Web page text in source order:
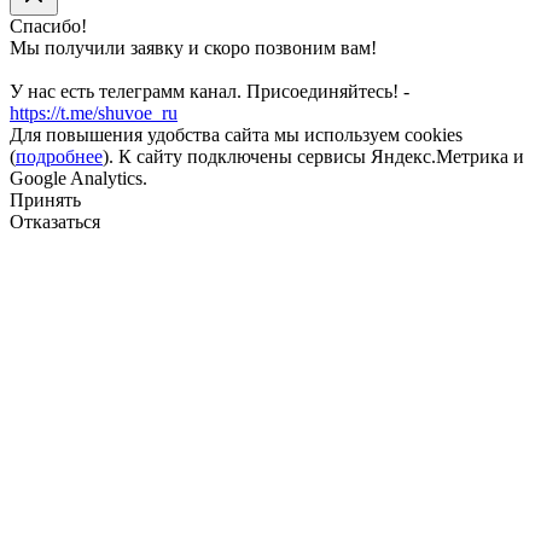
Спасибо!
Мы получили заявку и скоро позвоним вам!
У нас есть телеграмм канал. Присоединяйтесь! -
https://t.me/shuvoe_ru
Для повышения удобства сайта мы используем cookies
(подробнее). К сайту подключены сервисы Яндекс.Метрика и
Google Analytics.
Принять
Отказаться